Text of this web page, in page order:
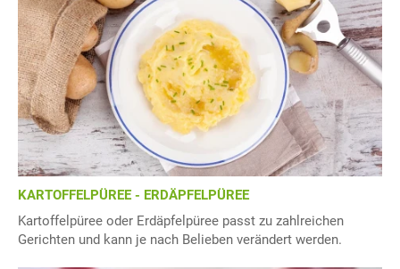
KARTOFFELPÜREE - ERDÄPFELPÜREE
Kartoffelpüree oder Erdäpfelpüree passt zu zahlreichen
Gerichten und kann je nach Belieben verändert werden.